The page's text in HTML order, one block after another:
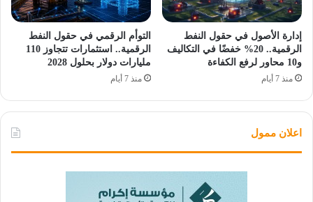
إدارة الأصول في حقول النفط
الرقمية.. 20% خفضًا في التكاليف
و10 محاور لرفع الكفاءة
منذ 7 أيام
التوأم الرقمي في حقول النفط
الرقمية.. استثمارات تتجاوز 110
مليارات دولار بحلول 2028
منذ 7 أيام
اعلان ممول